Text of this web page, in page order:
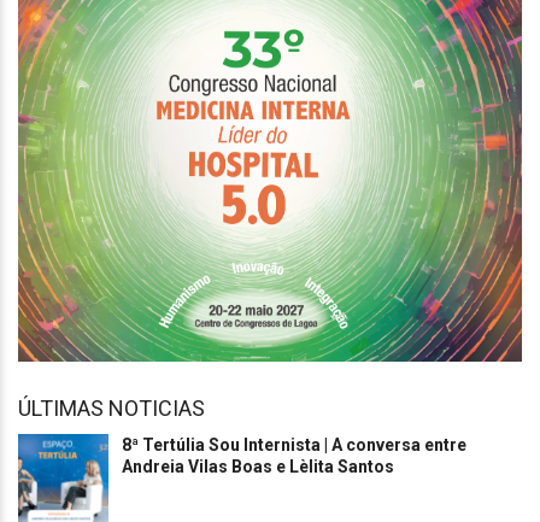
ÚLTIMAS NOTICIAS
8ª Tertúlia Sou Internista | A conversa entre
Andreia Vilas Boas e Lèlita Santos